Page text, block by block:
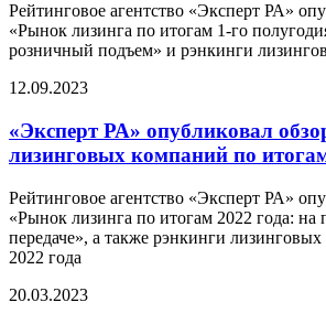
Рейтинговое агентство «Эксперт РА»
«Рынок лизинга по итогам 1-го
розничный подъем» и рэнкинги
12.09.2023
«Эксперт РА» опубликовал
лизинговых компаний по
Рейтинговое агентство «Эксперт РА»
«Рынок лизинга по итогам 2022 года:
передаче», а также рэнкинги
2022 года
20.03.2023